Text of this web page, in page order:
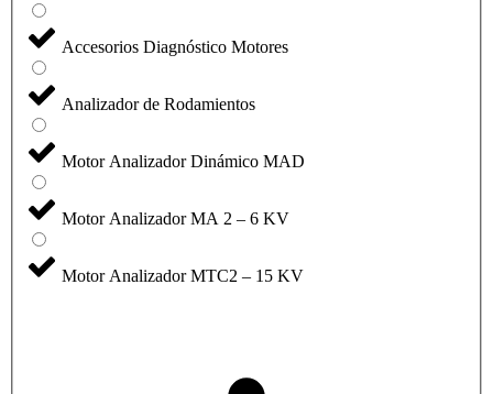
Accesorios Diagnóstico Motores
Analizador de Rodamientos
Motor Analizador Dinámico MAD
Motor Analizador MA 2 – 6 KV
Motor Analizador MTC2 – 15 KV